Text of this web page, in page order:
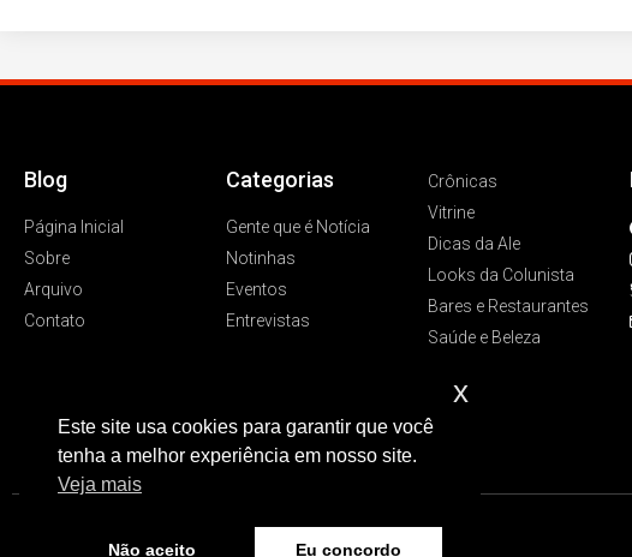
Blog
Página Inicial
Sobre
Arquivo
Contato
Categorias
Gente que é Notícia
Notinhas
Eventos
Entrevistas
Crônicas
Vitrine
Dicas da Ale
Looks da Colunista
Bares e Restaurantes
Saúde e Beleza
Este site usa cookies para garantir que você
tenha a melhor experiência em nosso site.
Veja mais
Não aceito Eu concordo
x